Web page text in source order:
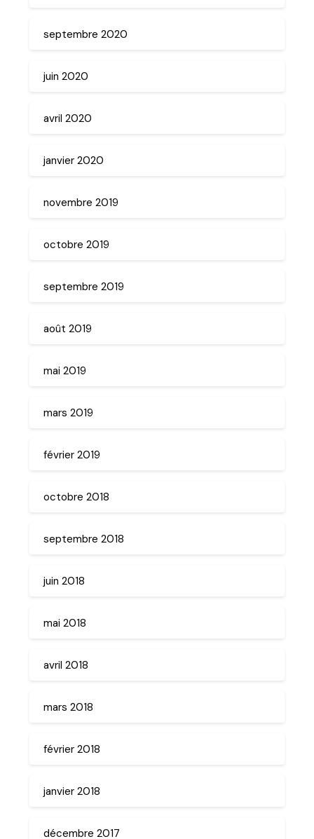
septembre 2020
juin 2020
avril 2020
janvier 2020
novembre 2019
octobre 2019
septembre 2019
août 2019
mai 2019
mars 2019
février 2019
octobre 2018
septembre 2018
juin 2018
mai 2018
avril 2018
mars 2018
février 2018
janvier 2018
décembre 2017